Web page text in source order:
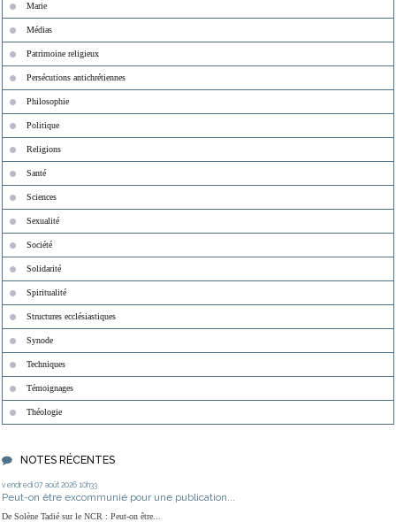
Marie
Médias
Patrimoine religieux
Persécutions antichrétiennes
Philosophie
Politique
Religions
Santé
Sciences
Sexualité
Société
Solidarité
Spiritualité
Structures ecclésiastiques
Synode
Techniques
Témoignages
Théologie
NOTES RÉCENTES
vendredi 07 août 2026 10h33
Peut-on être excommunié pour une publication...
De Solène Tadié sur le NCR : Peut-on être...